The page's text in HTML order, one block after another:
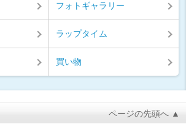
フォトギャラリー
ラップタイム
買い物
ページの先頭へ ▲